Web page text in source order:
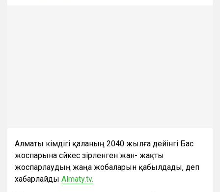
Алматы әкімдігі қаланың 2040 жылға дейінгі Бас
жоспарына сәйкес әзірленген жан- жақты
жоспарлаудың жаңа жобаларын қабылдады, деп
хабарлайды Аlmaty.tv.